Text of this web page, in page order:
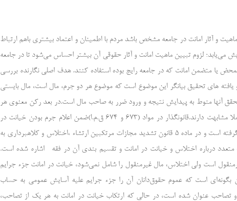
و آثار امانت در جامعه مشخص باشد مردم با اطمینان و اعتماد بیشتری باهم ارتباط
می‌یابد؛ لزوم تبیین ماهیت امانت و آثار حقوقی آن بیشتر احساس می‌شود تا در جامعه
یا متضمن امانت که در جامعه رایج بوده استفاده کنند. هدف اصلی نگارنده بررسی
های تحقیق بیانگر این موضوع است که موضوع هر دو جرم، مال است، مال بایستی
آنها منوط به پیدایش نتیجه و ورود ضرر به صاحب مال است.در بعد رکن معنوی هر
دو جرم جزء جرایم عمدی هستند واز این حیث با یکدیگر کاملا مشابهت دارند.قانونگذار در مواد (۶۷۳ و ۶۷۴ ق.م.ا)ضمن اعلام جرم بودن خیانت در
امانت، مجازات حبس از ۶ ماه تا ۳ سال را برای مجرم در نظر گرفته است و در ماده ۵ قانون تشدید مجازات مرتکبین ارتشاء ،اختلاس و کلاهبرداری به
درباره اختلاس و خیانت در امانت و تقسیم بندی آن در فقه اشاره شده است.
است ولی اختلاس، مال غیرمنقول را شامل نمی‌شود، خیانت در امانت جزء جرایم
بگونه‌ای است که عموم حقوق‌دانان آن را جزء جرایم علیه آسایش عمومی به حساب
و تصاحب عنوان شده است، در حالی که ارتکاب خیانت در امانت به هر یک از تصاحب،